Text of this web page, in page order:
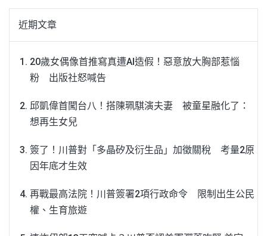
近期文章
20歲女偶像首推寫真遭AI造假！惡意放大胸部惹惱
粉 出版社怒喊告
邱凱偉首闖台八！搭陳珮騏演夫妻 被童星融化了：
想再生女兒
簽了！川普對「多晶矽及衍生品」加徵關稅 考量2原
因年底才生效
再戰最高法院！川普簽署2項行政命令 限制出生公民
權、生育旅遊